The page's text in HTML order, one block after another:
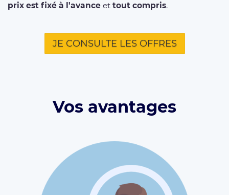
prix est fixé à l'avance et tout compris.
JE CONSULTE LES OFFRES
Vos avantages